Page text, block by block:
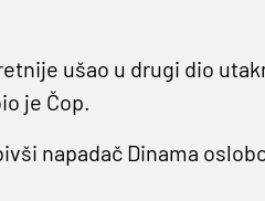
ušao u drugi dio
je Čop.
napadač Dinama